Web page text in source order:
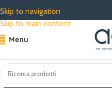
Skip to navigation
Skip to main content
Menu